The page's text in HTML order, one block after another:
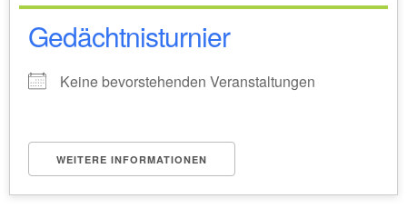
Gedächtnisturnier
Keine bevorstehenden Veranstaltungen
WEITERE INFORMATIONEN